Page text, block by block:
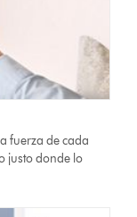
fuerza de cada
justo donde lo